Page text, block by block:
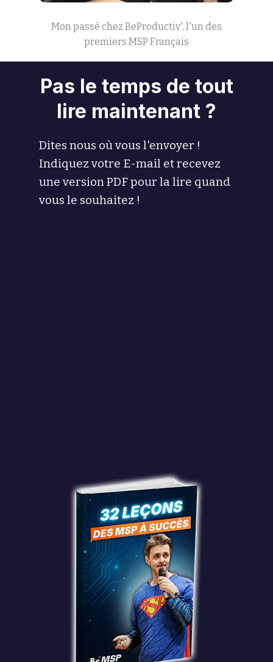
Mon passé chez BeProductiv', l'un des
premiers MSP Français
Pas le temps de tout
lire maintenant ?
Dites nous où vous l'envoyer !
Indiquez votre E-mail et recevez
une version PDF pour la lire quand
vous le souhaitez !